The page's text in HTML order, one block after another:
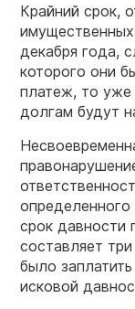
Крайний срок,
декабря года,
которого они
платеж, то уже
долгам будут
определенного
срок давности
составляет
было
исковой